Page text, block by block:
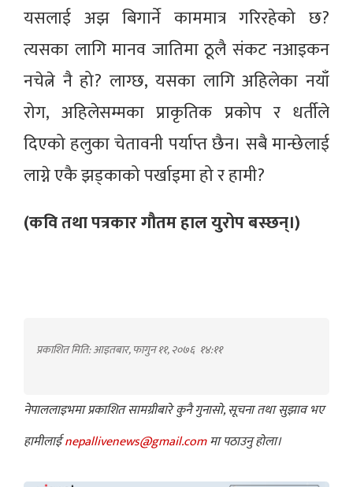
यसलाई अझ बिगार्ने काममात्र गरिरहेको छ?
त्यसका लागि मानव जातिमा ठूलै संकट नआइकन
नचेत्ने नै हो? लाग्छ, यसका लागि अहिलेका नयाँ
रोग, अहिलेसम्मका प्राकृतिक प्रकोप र धर्तीले
दिएको हलुका चेतावनी पर्याप्त छैन। सबै मान्छेलाई
लाग्ने एकै झड्काको पर्खाइमा हो र हामी?
(कवि तथा पत्रकार गौतम हाल युरोप बस्छन्।)
प्रकाशित मिति: आइतबार, फागुन ११, २०७६ १४:११
नेपाललाइभमा प्रकाशित सामग्रीबारे कुनै गुनासो, सूचना तथा सुझाव भए
हामीलाईnepallivenews@gmail.comमा पठाउनु होला।